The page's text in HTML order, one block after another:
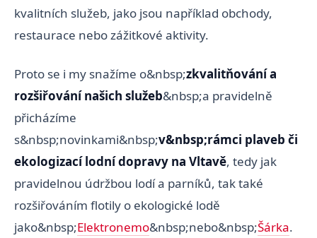
kvalitních služeb, jako jsou například obchody,
restaurace nebo zážitkové aktivity.
Proto se i my snažíme o&nbsp;zkvalitňování a
rozšiřování našich služeb&nbsp;a pravidelně
přicházíme
s&nbsp;novinkami&nbsp;v&nbsp;rámci plaveb či
ekologizací lodní dopravy na Vltavě, tedy jak
pravidelnou údržbou lodí a parníků, tak také
rozšiřováním flotily o ekologické lodě
jako&nbsp;Elektronemo&nbsp;nebo&nbsp;Šárka.